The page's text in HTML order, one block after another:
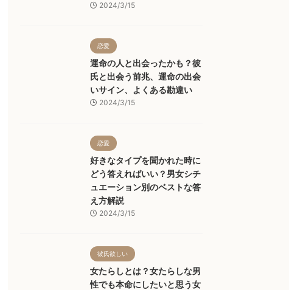
2024/3/15
恋愛
運命の人と出会ったかも？彼
氏と出会う前兆、運命の出会
いサイン、よくある勘違い
2024/3/15
恋愛
好きなタイプを聞かれた時に
どう答えればいい？男女シチ
ュエーション別のベストな答
え方解説
2024/3/15
彼氏欲しい
女たらしとは？女たらしな男
性でも本命にしたいと思う女